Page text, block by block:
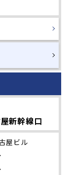
新幹線口
屋ビル